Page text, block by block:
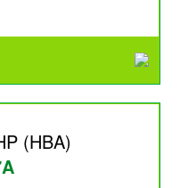
(HBA)